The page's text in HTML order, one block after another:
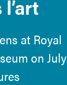
at Royal
on July